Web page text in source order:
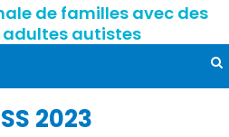
de familles avec des
autistes
2023